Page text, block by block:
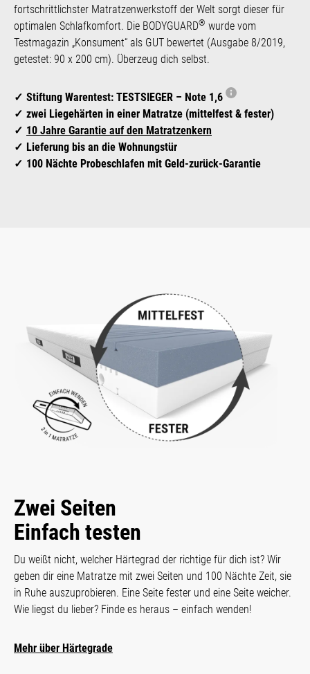
fortschrittlichster Matratzen­werk­stoff der Welt sorgt dieser für
optimalen Schlafkomfort. Die BODYGUARD® wurde vom
Testmagazin „Konsument“ als GUT bewertet (Ausgabe 8/2019,
getestet: 90 x 200 cm). Überzeug dich selbst.
Stiftung Warentest: TESTSIEGER – Note 1,6
zwei Liegehärten in einer Matratze (mittelfest & fester)
10 Jahre Garantie auf den Matratzenkern
Lieferung bis an die Wohnungstür
100 Nächte Probeschlafen mit Geld-zurück-Garantie
Zwei Seiten
Einfach testen
Du weißt nicht, welcher Härtegrad der richtige für dich ist? Wir
geben dir eine Matratze mit zwei Seiten und 100 Nächte Zeit, sie
in Ruhe auszuprobieren. Eine Seite fester und eine Seite weicher.
Wie liegst du lieber? Finde es heraus – einfach wenden!
Mehr über Härtegrade